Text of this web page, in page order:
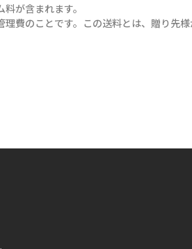
が含まれます。
費のことです。この送料とは、贈り先